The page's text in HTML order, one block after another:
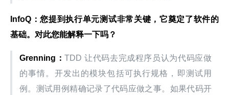
InfoQ ：您提到执行单元测试非常关键，它奠定了软件的
基础。对此您能解释一下吗？
Grenning ：TDD 让代码去完成程序员认为代码应做
的事情。开发出的模块包括可执行规格，即测试用
例。测试用例精确记录了代码应做之事。如果代码开